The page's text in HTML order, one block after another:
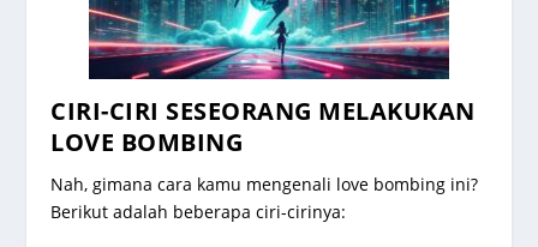
CIRI-CIRI SESEORANG MELAKUKAN
LOVE BOMBING
Nah, gimana cara kamu mengenali love bombing ini?
Berikut adalah beberapa ciri-cirinya: